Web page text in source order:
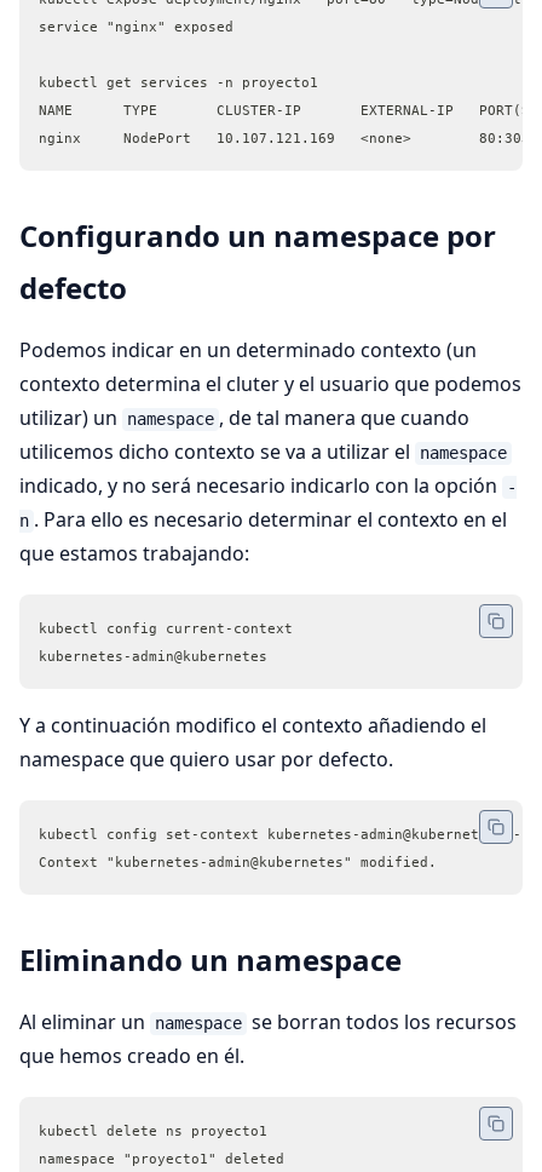
service "nginx" exposed
kubectl get services -n proyecto1
NAME      TYPE       CLUSTER-IP       EXTERNAL-IP
nginx     NodePort   10.107.121.169   <none>
Configurando un namespace por
defecto
Podemos indicar en un determinado contexto (un
contexto determina el cluter y el usuario que podemos
utilizar) un
namespace , de tal manera que cuando
utilicemos dicho contexto se va a utilizar el
namespace
indicado, y no será necesario indicarlo con la opción
-
n . Para ello es necesario determinar el contexto en el
que estamos trabajando:
kubectl config current-context
kubernetes-admin@kubernetes
Y a continuación modifico el contexto añadiendo el
namespace que quiero usar por defecto.
kubectl config set-context kubernetes-admin@kubernetes --
Context "kubernetes-admin@kubernetes" modified.
Eliminando un namespace
Al eliminar un namespace se borran todos los recursos
que hemos creado en él.
kubectl delete ns proyecto1
namespace "proyecto1" deleted